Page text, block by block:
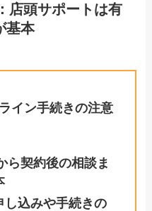
店頭サポートは有
基本
イン手続きの注意
ら契約後の相談ま
し込みや手続きの